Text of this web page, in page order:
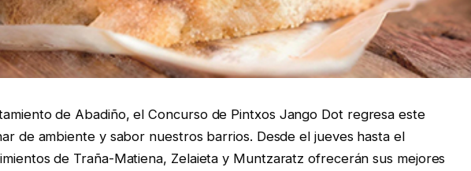
de Abadiño, el Concurso de Pintxos Jango Dot regresa este
de ambiente y sabor nuestros barrios. Desde el jueves hasta el
de Traña-Matiena, Zelaieta y Muntzaratz ofrecerán sus mejores